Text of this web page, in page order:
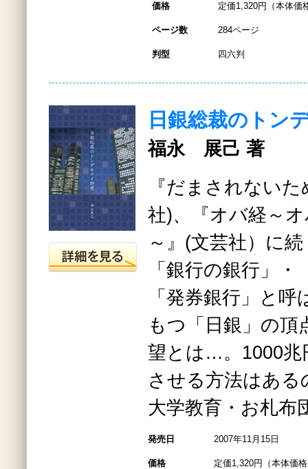
価格 定価1,320円（本体価
ページ数 284ページ
判型 四六判
日銀総裁のトン
福永 展己 著
『だまされない
社)、『オバ経～
～』(文芸社）に
「銀行の銀行」
「発券銀行」と
もつ「日銀」の頂
望とは…。1000兆
させる方法はある
大学教育・お札
発売日 2007年11月15日
価格 定価1,320円（本体価